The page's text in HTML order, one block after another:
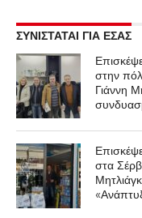
ΣΥΝΙΣΤΑΤΑΙ ΓΙΑ ΕΣΑΣ
στην
Γιάννη
στα